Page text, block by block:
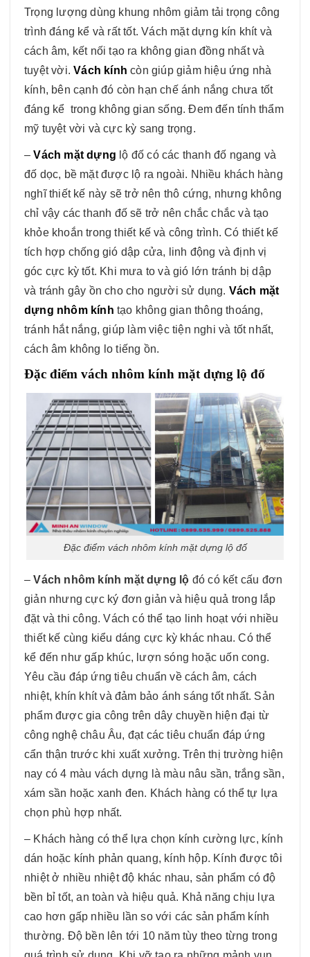
Trọng lượng dùng khung nhôm giảm tải trọng công
trình đáng kể và rất tốt. Vách mặt dựng kín khít và
cách âm, kết nối tạo ra không gian đồng nhất và
tuyệt vời.Vách kính còn giúp giảm hiệu ứng nhà
kính, bên cạnh đó còn hạn chế ánh nắng chưa tốt
đáng kể trong không gian sống. Đem đến tính thẩm
mỹ tuyệt vời và cực kỳ sang trọng.
–Vách mặt dựng lộ đố có các thanh đố ngang và
đố dọc, bề mặt được lộ ra ngoài. Nhiều khách hàng
nghĩ thiết kế này sẽ trở nên thô cứng, nhưng không
chỉ vậy các thanh đố sẽ trở nên chắc chắc và tạo
khỏe khoắn trong thiết kế và công trình. Có thiết kế
tích hợp chống gió dập cửa, linh động và định vị
góc cực kỳ tốt. Khi mưa to và gió lớn tránh bị dập
và tránh gây ồn cho cho người sử dụng. Vách mặt
dựng nhôm kính tạo không gian thông thoáng,
tránh hắt nắng, giúp làm việc tiện nghi và tốt nhất,
cách âm không lo tiếng ồn.
Đặc điểm vách nhôm kính mặt dựng lộ đố
Đặc điểm vách nhôm kính mặt dựng lộ đố
–Vách nhôm kính mặt dựng lộ đó có kết cấu đơn
giản nhưng cực ký đơn giản và hiệu quả trong lắp
đặt và thi công. Vách có thể tạo linh hoạt với nhiều
thiết kế cùng kiểu dáng cực kỳ khác nhau. Có thể
kể đến như gấp khúc, lượn sóng hoặc uốn cong.
Yêu cầu đáp ứng tiêu chuẩn về cách âm, cách
nhiệt, khín khít và đảm bảo ánh sáng tốt nhất. Sản
phẩm được gia công trên dây chuyền hiện đại từ
công nghệ châu Âu, đạt các tiêu chuẩn đáp ứng
cẩn thận trước khi xuất xưởng. Trên thị trường hiện
nay có 4 màu vách dựng là màu nâu sần, trắng sần,
xám sần hoặc xanh đen. Khách hàng có thể tự lựa
chọn phù hợp nhất.
– Khách hàng có thể lựa chọn kính cường lực, kính
dán hoặc kính phản quang, kính hộp. Kính được tôi
nhiệt ở nhiều nhiệt độ khác nhau, sản phẩm có độ
bền bỉ tốt, an toàn và hiệu quả. Khả năng chịu lựa
cao hơn gấp nhiều lần so với các sản phẩm kính
thường. Độ bền lên tới 10 năm tùy theo từng trong